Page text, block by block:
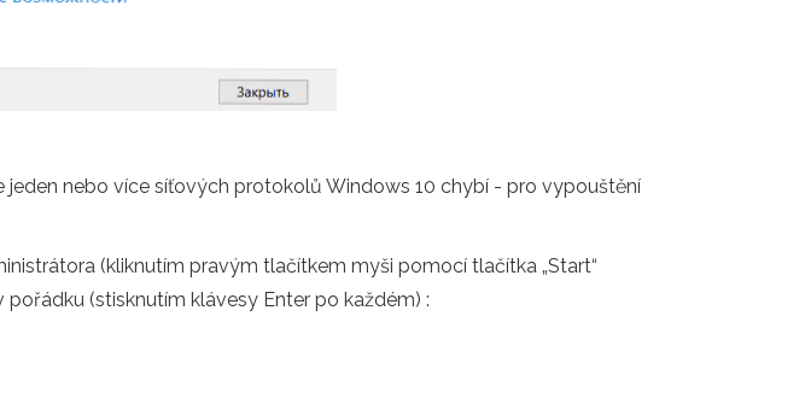
nebo více síťových protokolů Windows 10 chybí - pro vypouštění
(kliknutím pravým tlačítkem myši pomocí tlačítka „Start“
(stisknutím klávesy Enter po každém) :